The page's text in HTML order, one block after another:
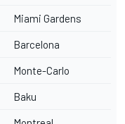
Miami Gardens
Barcelona
Monte-Carlo
Baku